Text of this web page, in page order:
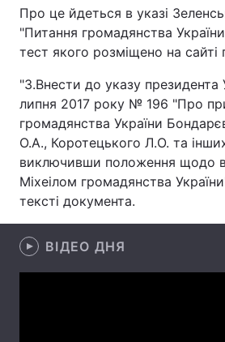
Спорт
Техно і зв'язок
Зброя
Здоров'я
Цікавинки
Екологія
Лонгріди
Про це йдеться в указі
"Питання громадянства
тест якого розміщено на сайті
"3.Внести до указу президента
липня 2017 року № 196 "Про
громадянства України
О.А., Коротецького Л.О. та
виключивши положення щодо
Міхеілом громадянства
тексті документа.
ВІДЕО ДНЯ